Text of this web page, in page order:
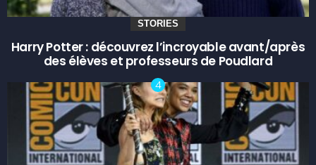
STORIES
Harry Potter : découvrez l’incroyable avant/après
des élèves et professeurs de Poudlard